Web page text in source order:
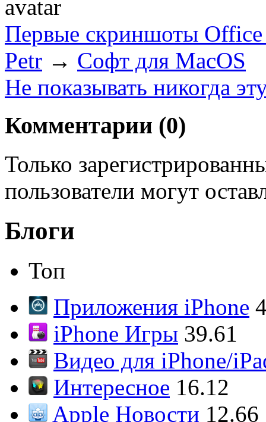
Первые скриншоты Office
Petr → Софт для MacOS
Не показывать никогда
Комментарии (0)
Только
пользователи могут
Блоги
Топ
Приложения iPhone
iPhone Игры 39.61
Видео для iPhone/
Интересное 16.12
Apple Новости 12.66